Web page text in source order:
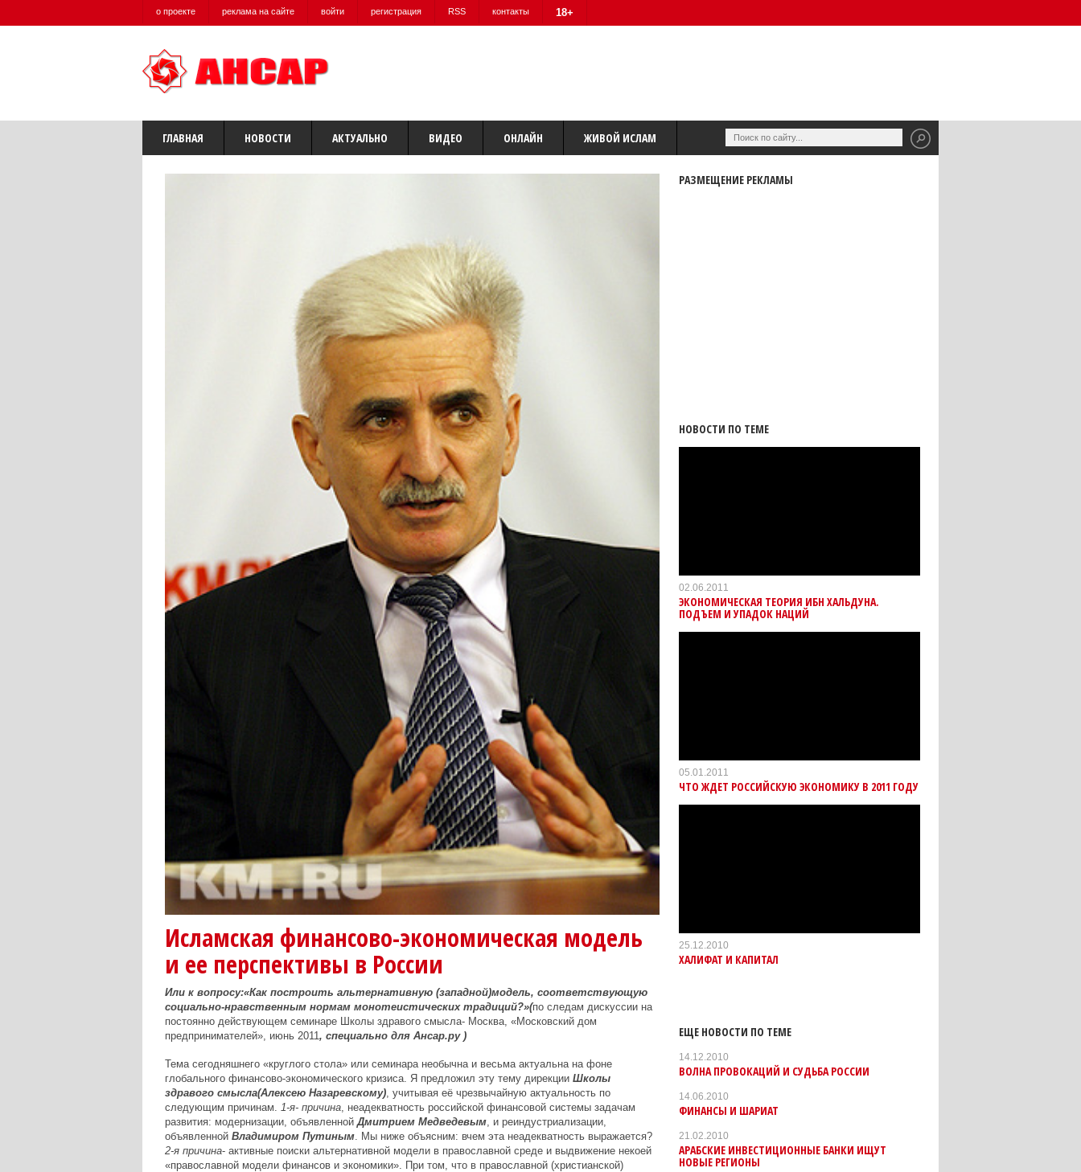
о проекте реклама на сайте войти регистрация RSS контакты 18+
ГЛАВНАЯ НОВОСТИ АКТУАЛЬНО ВИДЕО ОНЛАЙН ЖИВОЙ ИСЛАМ
Исламская финансово-экономическая модель
и ее перспективы в России
Или к вопросу:«Как построить альтернативную (западной)модель, соответствующую
социально-нравственным нормам монотеистических традиций?»(по следам дискуссии на
постоянно действующем семинаре Школы здравого смысла- Москва, «Московский дом
предпринимателей», июнь 2011, специально для Ансар.ру )
Тема сегодняшнего «круглого стола» или семинара необычна и весьма актуальна на фоне
глобального финансово-экономического кризиса. Я предложил эту тему дирекции Школы
здравого смысла(Алексею Назаревскому), учитывая её чрезвычайную актуальность по
следующим причинам. 1-я- причина, неадекватность российской финансовой системы задачам
развития: модернизации, объявленнойДмитрием Медведевым, и реиндустриализации,
объявленной Владимиром Путиным. Мы ниже объясним: вчем эта неадекватность выражается?
2-я причина- активные поиски альтернативной модели в православной среде и выдвижение некоей
«православной модели финансов и экономики». При том, что в православной (христианской)
РАЗМЕЩЕНИЕ РЕКЛАМЫ
НОВОСТИ ПО ТЕМЕ
02.06.2011
ЭКОНОМИЧЕСКАЯ ТЕОРИЯ ИБН ХАЛЬДУНА.
ПОДЪЕМ И УПАДОК НАЦИЙ
05.01.2011
ЧТО ЖДЕТ РОССИЙСКУЮ ЭКОНОМИКУ В 2011 ГОДУ
25.12.2010
ХАЛИФАТ И КАПИТАЛ
ЕЩЕ НОВОСТИ ПО ТЕМЕ
14.12.2010
ВОЛНА ПРОВОКАЦИЙ И СУДЬБА РОССИИ
14.06.2010
ФИНАНСЫ И ШАРИАТ
21.02.2010
АРАБСКИЕ ИНВЕСТИЦИОННЫЕ БАНКИ ИЩУТ
НОВЫЕ РЕГИОНЫ